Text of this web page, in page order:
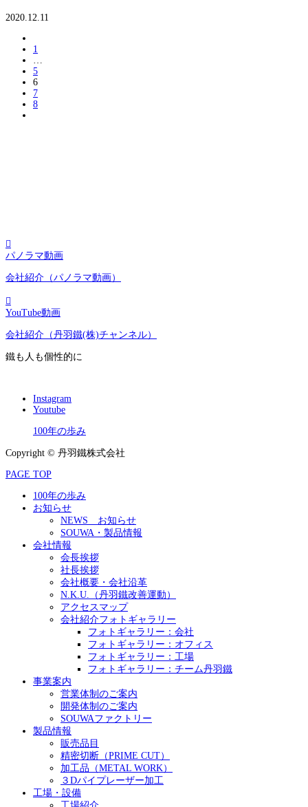
2020.12.11
1
…
5
6
7
8

パノラマ動画
会社紹介（パノラマ動画）

YouTube動画
会社紹介（丹羽鐵(株)チャンネル）
鐵も人も個性的に
Instagram
Youtube
100年の歩み
Copyright © 丹羽鐵株式会社
PAGE TOP
100年の歩み
お知らせ
NEWS お知らせ
SOUWA・製品情報
会社情報
会長挨拶
社長挨拶
会社概要・会社沿革
N.K.U.（丹羽鐵改善運動）
アクセスマップ
会社紹介フォトギャラリー
フォトギャラリー：会社
フォトギャラリー：オフィス
フォトギャラリー：工場
フォトギャラリー：チーム丹羽鐵
事業案内
営業体制のご案内
開発体制のご案内
SOUWAファクトリー
製品情報
販売品目
精密切断（PRIME CUT）
加工品（METAL WORK）
３Dパイプレーザー加工
工場・設備